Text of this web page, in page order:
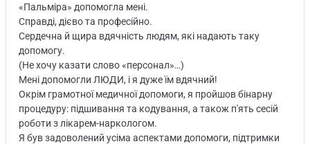
«Пальміра» допомогла мені.
Справді, дієво та професійно.
Сердечна й щира вдячність людям, які надають таку
допомогу.
(Не хочу казати слово «персонал»…)
Мені допомогли ЛЮДИ, і я дуже їм вдячний!
Окрім грамотної медичної допомоги, я пройшов бінарну
процедуру: підшивання та кодування, а також п'ять сесій
роботи з лікарем-наркологом.
Я був задоволений усіма аспектами допомоги, підтримки